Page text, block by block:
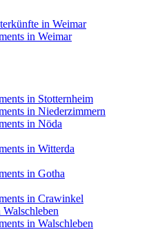
in Weimar
in Weimar
in Stotternheim
in Niederzimmern
in Nöda
in Witterda
in Gotha
in Crawinkel
in Walschleben